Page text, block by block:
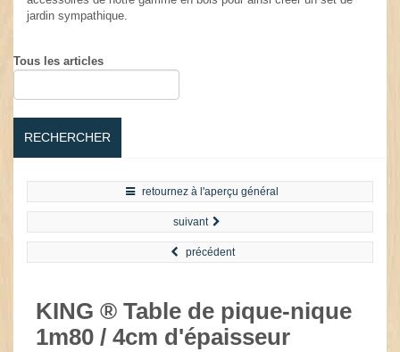
jardin sympathique.
Tous les articles
RECHERCHER
retournez à l'aperçu général
suivant
précédent
KING ® Table de pique-nique
1m80 / 4cm d'épaisseur